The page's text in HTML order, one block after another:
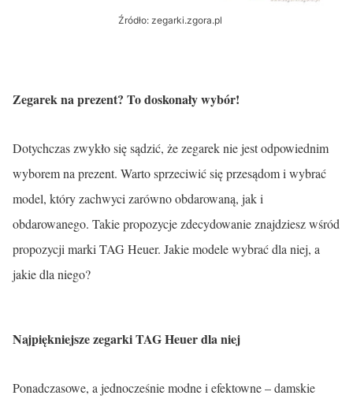
Źródło: zegarki.zgora.pl
Zegarek na prezent? To doskonały wybór!
Dotychczas zwykło się sądzić, że zegarek nie jest odpowiednim
wyborem na prezent. Warto sprzeciwić się przesądom i wybrać
model, który zachwyci zarówno obdarowaną, jak i
obdarowanego. Takie propozycje zdecydowanie znajdziesz wśród
propozycji marki TAG Heuer. Jakie modele wybrać dla niej, a
jakie dla niego?
Najpiękniejsze zegarki TAG Heuer dla niej
Ponadczasowe, a jednocześnie modne i efektowne – damskie